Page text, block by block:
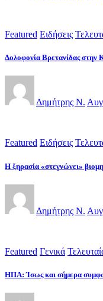
Featured Ειδήσεις
Δολοφονία Βρετανίδας στην
Δημήτρης Ν.
Featured Ειδήσεις
Η ξηρασία «στεγνώνει»
Δημήτρης Ν.
Featured Γενικά
ΗΠΑ: Ίσως και σήμερα